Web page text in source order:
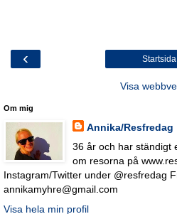
‹ Startsida
Visa
Om mig
Annika/Resfredag
36 år och har ständigt
om resorna på
Instagram/Twitter under @resfredag
annikamyhre@gmail.com
Visa hela min profil